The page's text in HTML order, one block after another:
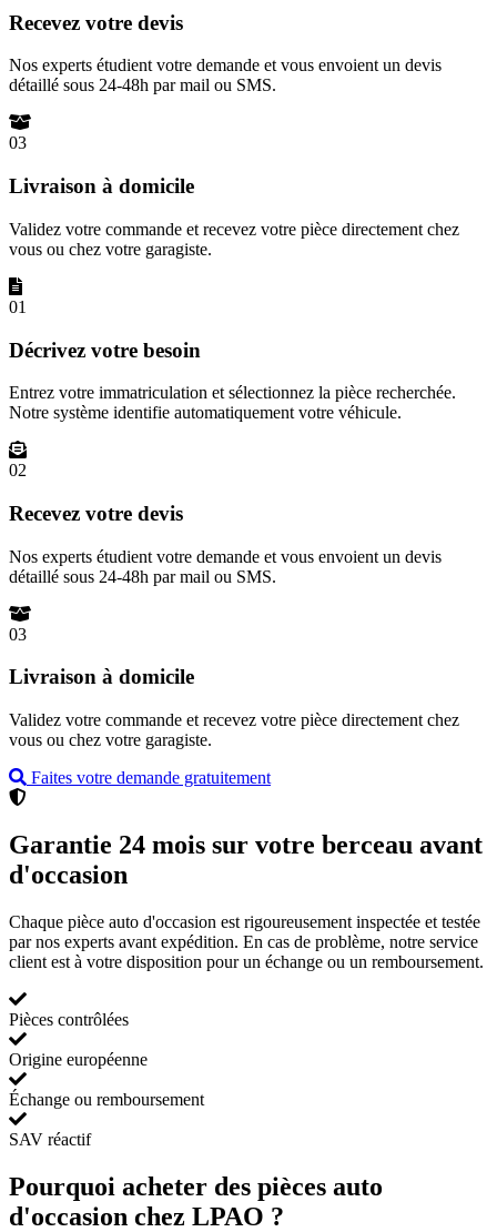
Recevez votre devis
Nos experts étudient votre demande et vous envoient un devis
détaillé sous 24-48h par mail ou SMS.
03
Livraison à domicile
Validez votre commande et recevez votre pièce directement chez
vous ou chez votre garagiste.
01
Décrivez votre besoin
Entrez votre immatriculation et sélectionnez la pièce recherchée.
Notre système identifie automatiquement votre véhicule.
02
Recevez votre devis
Nos experts étudient votre demande et vous envoient un devis
détaillé sous 24-48h par mail ou SMS.
03
Livraison à domicile
Validez votre commande et recevez votre pièce directement chez
vous ou chez votre garagiste.
Faites votre demande gratuitement
Garantie 24 mois sur votre berceau avant
d'occasion
Chaque pièce auto d'occasion est rigoureusement inspectée et testée
par nos experts avant expédition. En cas de problème, notre service
client est à votre disposition pour un échange ou un remboursement.
Pièces contrôlées
Origine européenne
Échange ou remboursement
SAV réactif
Pourquoi acheter des pièces auto
d'occasion chez LPAO ?